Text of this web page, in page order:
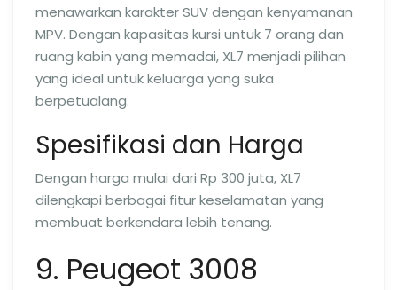
menawarkan karakter SUV dengan kenyamanan
MPV. Dengan kapasitas kursi untuk 7 orang dan
ruang kabin yang memadai, XL7 menjadi pilihan
yang ideal untuk keluarga yang suka
berpetualang.
Spesifikasi dan Harga
Dengan harga mulai dari Rp 300 juta, XL7
dilengkapi berbagai fitur keselamatan yang
membuat berkendara lebih tenang.
9. Peugeot 3008